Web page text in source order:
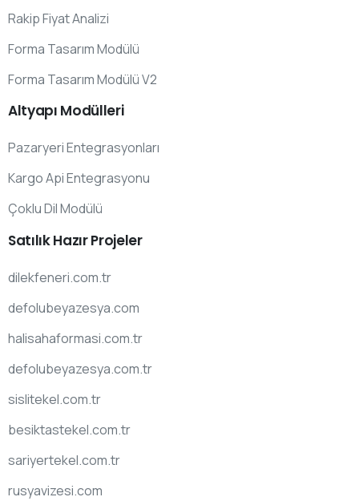
Rakip Fiyat Analizi
Forma Tasarım Modülü
Forma Tasarım Modülü V2
Altyapı Modülleri
Pazaryeri Entegrasyonları
Kargo Api Entegrasyonu
Çoklu Dil Modülü
SatılıkHazırProjeler
dilekfeneri.com.tr
defolubeyazesya.com
halisahaformasi.com.tr
defolubeyazesya.com.tr
sislitekel.com.tr
besiktastekel.com.tr
sariyertekel.com.tr
rusyavizesi.com